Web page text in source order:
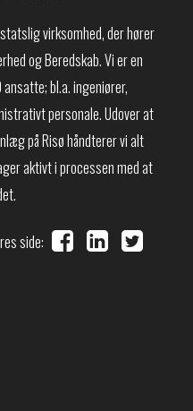
virksomhed, der hører
og Beredskab. Vi er en
bl.a. ingeniører,
personale. Udover at
på Risø håndterer vi alt
aktivt i processen med at
side: